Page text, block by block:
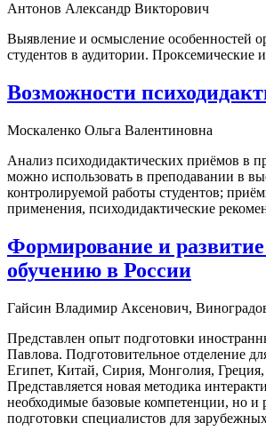
Антонов Александр Викторович
Выявление и осмысление особенностей
студентов в аудитории. Проксемические
Возможности
Москаленко Ольга Валентиновна
Анализ психодидактических приёмов в
можно использовать в преподавании в
контролируемой работы студентов;
применения, психодидактические
Формирование и
обучению в России
Гайсин Владимир Аксенович,
Представлен опыт подготовки
Павлова. Подготовительное отделение
Египет, Китай, Сирия, Монголия,
Представляется новая методика
необходимые базовые компетенции, но и
подготовки специалистов для